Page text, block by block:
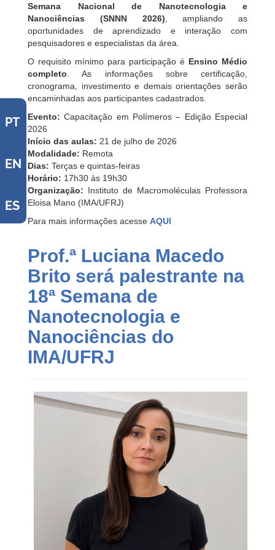
PT
EN
ES
Semana Nacional de Nanotecnologia e
Nanociências (SNNN 2026) , ampliando as
oportunidades de aprendizado e interação com
pesquisadores e especialistas da área.
O requisito mínimo para participação é Ensino Médio
completo . As informações sobre certificação,
cronograma, investimento e demais orientações serão
encaminhadas aos participantes cadastrados.
Evento: Capacitação em Polímeros – Edição Especial
2026
Início das aulas: 21 de julho de 2026
Modalidade: Remota
Dias: Terças e quintas-feiras
Horário: 17h30 às 19h30
Organização: Instituto de Macromoléculas Professora
Eloisa Mano (IMA/UFRJ)
Para mais informações acesse AQUI
Prof.ª Luciana Macedo
Brito será palestrante na
18ª Semana de
Nanotecnologia e
Nanociências do
IMA/UFRJ